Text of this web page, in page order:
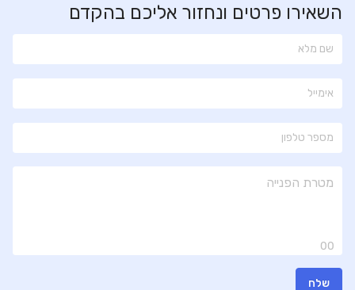
השאירו פרטים ונחזור אליכם בהקדם
00
שלח